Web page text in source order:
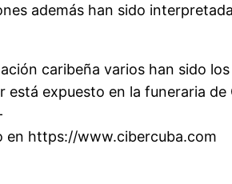
además han sido
caribeña varios han sido
está expuesto en la funeraria de
en https://www.cibercuba.com